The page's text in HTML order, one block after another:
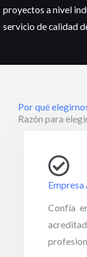
proyectos a nivel
servicio de calidad
Por qué
Razón para
Confía